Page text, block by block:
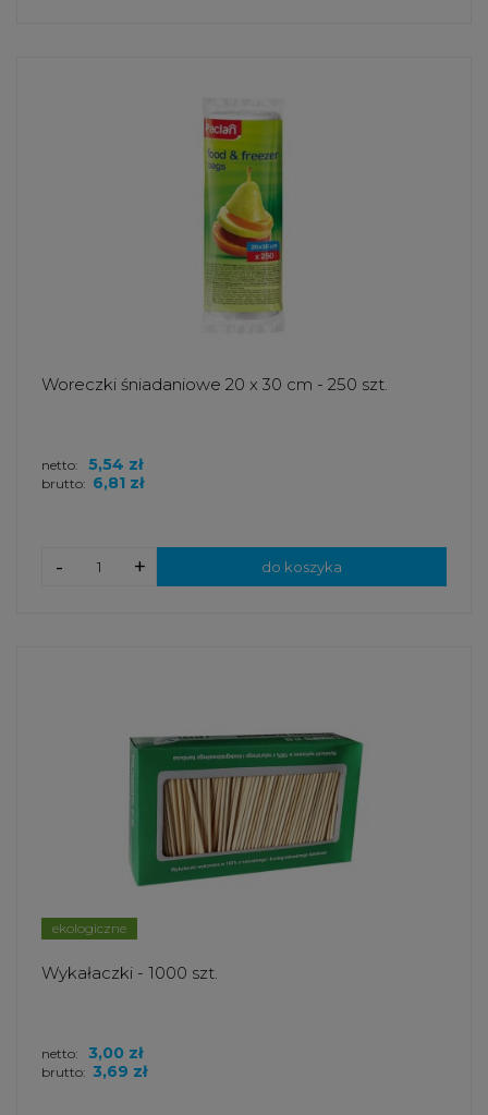
Woreczki śniadaniowe 20 x 30 cm - 250 szt.
brutto: 6,81 zł
netto: 5,54 zł
+
- do koszyka
ekologiczne
Wykałaczki - 1000 szt.
brutto: 3,69 zł
netto: 3,00 zł